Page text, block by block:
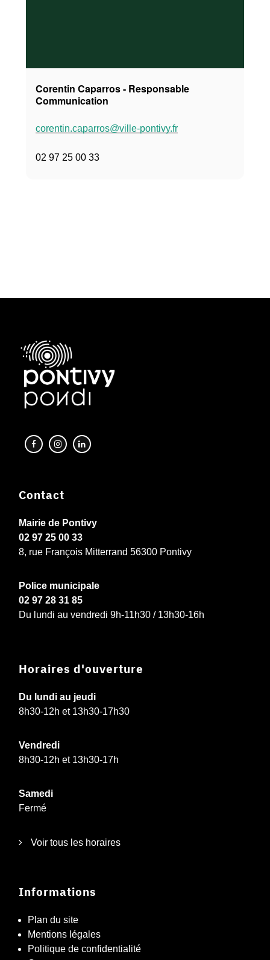
Corentin Caparros - Responsable
Communication
corentin.caparros@ville-pontivy.fr
02 97 25 00 33
Contact
Mairie de Pontivy
02 97 25 00 33
8, rue François Mitterrand 56300 Pontivy
Police municipale
02 97 28 31 85
Du lundi au vendredi 9h-11h30 / 13h30-16h
Horaires d'ouverture
Du lundi au jeudi
8h30-12h et 13h30-17h30
Vendredi
8h30-12h et 13h30-17h
Samedi
Fermé
Voir tous les horaires
Informations
Plan du site
Mentions légales
Politique de confidentialité